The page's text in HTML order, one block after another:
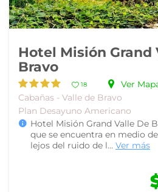
Hotel Misión Grand
Bravo
18
Ver
Cabañas - Valle de Bravo
Plan Desayuno Americano
Hotel Misión Grand Valle De
que se encuentra en medio
lejos del ruido de l... Ver más